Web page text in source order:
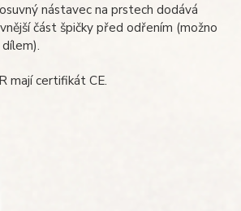
nástavec na prstech dodává
část špičky před odřením (možno
mají certifikát CE.